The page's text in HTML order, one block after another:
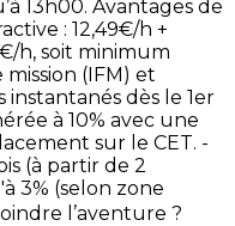
13h00. Avantages de
: 12,49€/h +
h, soit minimum
mission (IFM) et
instantanés dès le 1er
à 10% avec une
sur le CET. -
(à partir de 2
3% (selon zone
l’aventure ?